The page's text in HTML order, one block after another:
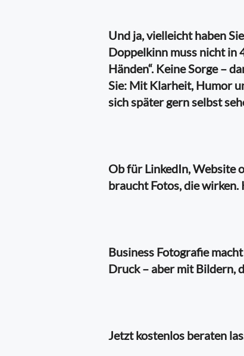
Und ja, vielleicht haben
Doppelkinn muss nicht in
Händen“. Keine Sorge –
Sie: Mit Klarheit, Humor
sich später gern selbst
Ob für LinkedIn, Website
braucht Fotos, die
Business Fotografie
Druck – aber mit Bildern,
Jetzt kostenlos beraten